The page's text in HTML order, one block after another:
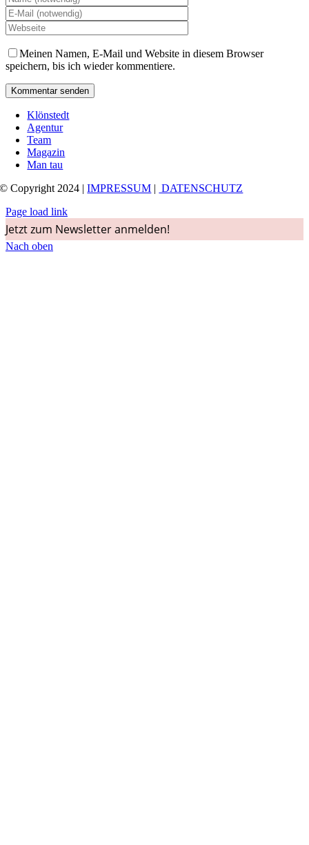
Meinen Namen, E-Mail und Website in diesem Browser
speichern, bis ich wieder kommentiere.
Klönstedt
Agentur
Team
Magazin
Man tau
© Copyright 2024 |IMPRESSUM | DATENSCHUTZ
Page load link
Jetzt zum Newsletter anmelden!
Nach oben